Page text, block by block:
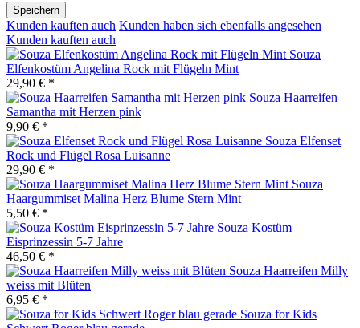
Speichern
Kunden kauften auch Kunden haben sich ebenfalls angesehen
Kunden kauften auch
Souza
Elfenkostüm Angelina Rock mit Flügeln Mint
29,90 € *
Souza Haarreifen
Samantha mit Herzen pink
9,90 € *
Souza Elfenset
Rock und Flügel Rosa Luisanne
29,90 € *
Souza
Haargummiset Malina Herz Blume Stern Mint
5,50 € *
Souza Kostüm
Eisprinzessin 5-7 Jahre
46,50 € *
Souza Haarreifen Milly
weiss mit Blüten
6,95 € *
Souza for Kids